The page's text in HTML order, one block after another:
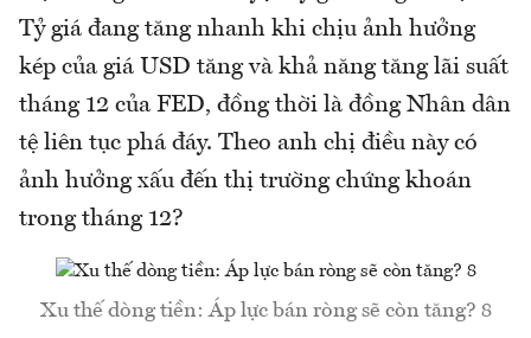
Tỷ giá đang tăng nhanh khi chịu ảnh hưởng
kép của giá USD tăng và khả năng tăng lãi suất
tháng 12 của FED, đồng thời là đồng Nhân dân
tệ liên tục phá đáy. Theo anh chị điều này có
ảnh hưởng xấu đến thị trường chứng khoán
trong tháng 12?
Xu thế dòng tiền: Áp lực bán ròng sẽ còn tăng? 8